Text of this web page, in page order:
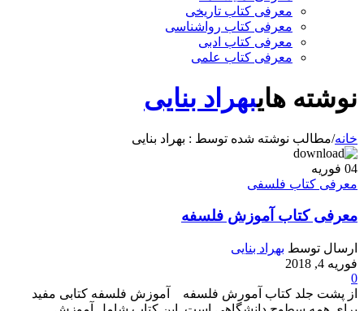
معرفی کتاب تاریخی
معرفی کتاب رواشناسی
معرفی کتاب ادبی
معرفی کتاب علمی
نوشته هایبهراد بنایی
خانه/مطالب نوشته شده توسط : بهراد بنایی
04 فوریه
معرفی کتاب فلسفی
معرفی کتاب آموزش فلسفه
ارسال توسط بهراد بنایی
فوریه 4, 2018
0
از پشت جلد کتاب آمورش فلسفه آموزش فلسفه کتابی مفید